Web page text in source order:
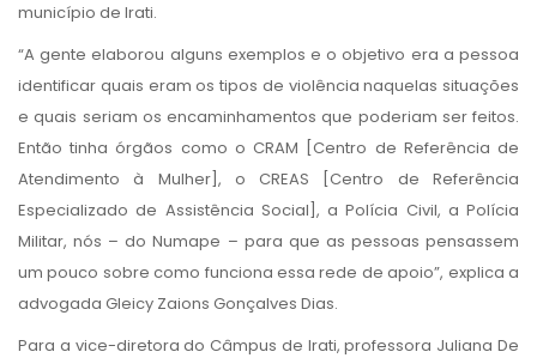
município de Irati.
“A gente elaborou alguns exemplos e o objetivo era a pessoa
identificar quais eram os tipos de violência naquelas situações
e quais seriam os encaminhamentos que poderiam ser feitos.
Então tinha órgãos como o CRAM [Centro de Referência de
Atendimento à Mulher], o CREAS [Centro de Referência
Especializado de Assistência Social], a Polícia Civil, a Polícia
Militar, nós – do Numape – para que as pessoas pensassem
um pouco sobre como funciona essa rede de apoio”, explica a
advogada Gleicy Zaions Gonçalves Dias.
Para a vice-diretora do Câmpus de Irati, professora Juliana De